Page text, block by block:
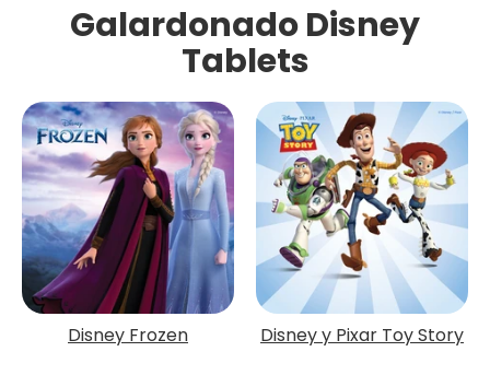
Galardonado Disney
Tablets
Disney Frozen Disney y Pixar Toy Story